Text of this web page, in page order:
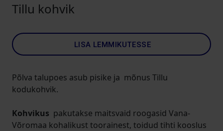
Tillu kohvik
LISA LEMMIKUTESSE
Põlva talupoes asub pisike ja mõnus Tillu
kodukohvik.
Kohvikus pakutakse maitsvaid roogasid Vana-
Võromaa kohalikust toorainest, toidud tihti kooslus